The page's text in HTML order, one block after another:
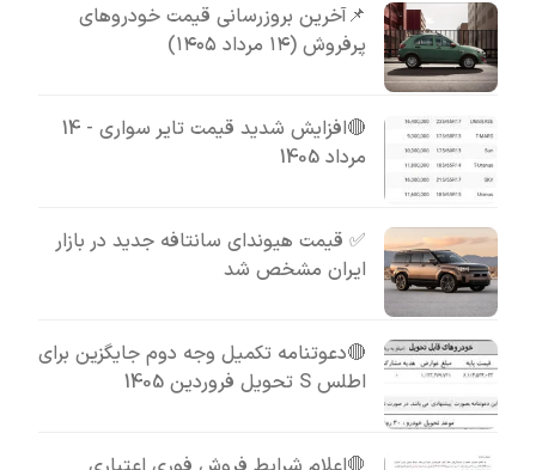
📌آخرین بروزرسانی قیمت خودروهای
پرفروش (۱۴ مرداد ۱۴۰۵)
🔴افزایش شدید قیمت تایر سواری - 14
مرداد 1405
✅ قیمت هیوندای سانتافه جدید در بازار
ایران مشخص شد
🔴دعوتنامه تکمیل وجه دوم جایگزین برای
اطلس S تحویل فروردین 1405